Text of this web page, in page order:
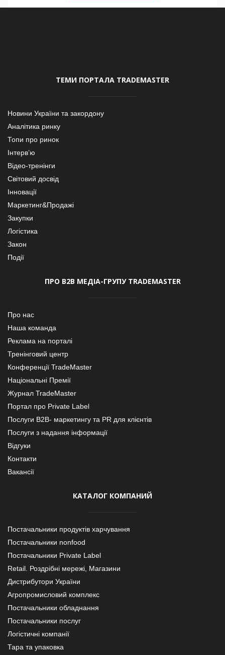
ТЕМИ ПОРТАЛА TRADEMASTER
Новини України та закордону
Аналітика ринку
Топи про ринок
Інтерв’ю
Відео-тренінги
Світовий досвід
Інновації
Маркетинг&Продажі
Закупки
Логістика
Закон
Події
ПРО В2В МЕДІА-ГРУПУ TRADEMASTER
Про нас
Наша команда
Реклама на порталі
Тренінговий центр
Конференції TradeMaster
Національні Премії
Журнал TradeMaster
Портал про Private Label
Послуги В2В- маркетингу та PR для клієнтів
Послуги з надання інформації
Відгуки
Контакти
Вакансії
КАТАЛОГ КОМПАНИЙ
Постачальники продуктів харчування
Постачальники nonfood
Постачальники Private Label
Retail. Роздрібні мережі, Магазини
Дистрибутори України
Агропромисловий комплекс
Постачальники обладнання
Постачальники послуг
Логістичні компанії
Тара та упаковка